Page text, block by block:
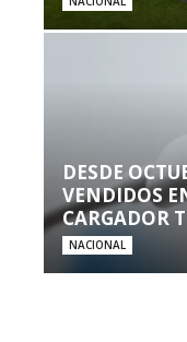
DESDE
VENDIDOS
CARGADOR
NACIONAL